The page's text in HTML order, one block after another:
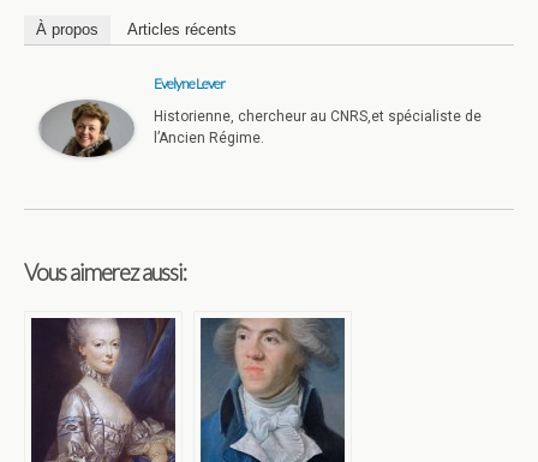
À propos Articles récents
Evelyne Lever
Historienne, chercheur au CNRS,et spécialiste de
l’Ancien Régime.
Vous aimerez aussi: